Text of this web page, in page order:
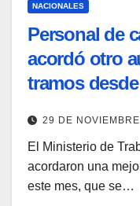
NACIONALES
Personal de
acordó otro
tramos
29 DE
El Ministerio de
acordaron una
este mes, que se…